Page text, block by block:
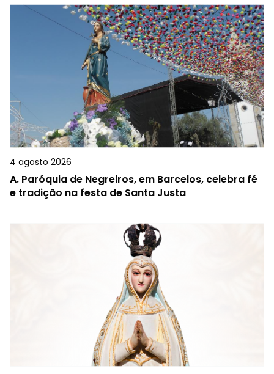
4 agosto 2026
A. Paróquia de Negreiros, em Barcelos, celebra fé
e tradição na festa de Santa Justa